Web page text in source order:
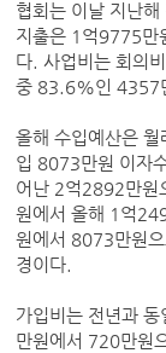
협회는 이날 지난
지출은 1억9775만
다. 사업비는 회의
중 83.6%인 4357
올해 수입예산은
입 8073만원 이자
어난 2억2892만원
원에서 올해 1억
원에서 8073만원
경이다.
가입비는 전년과
만원에서 720만원